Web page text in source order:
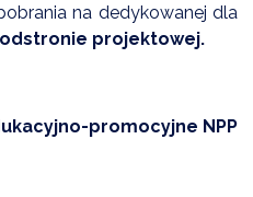
na dedykowanej dla
projektowej.
promocyjne NPP